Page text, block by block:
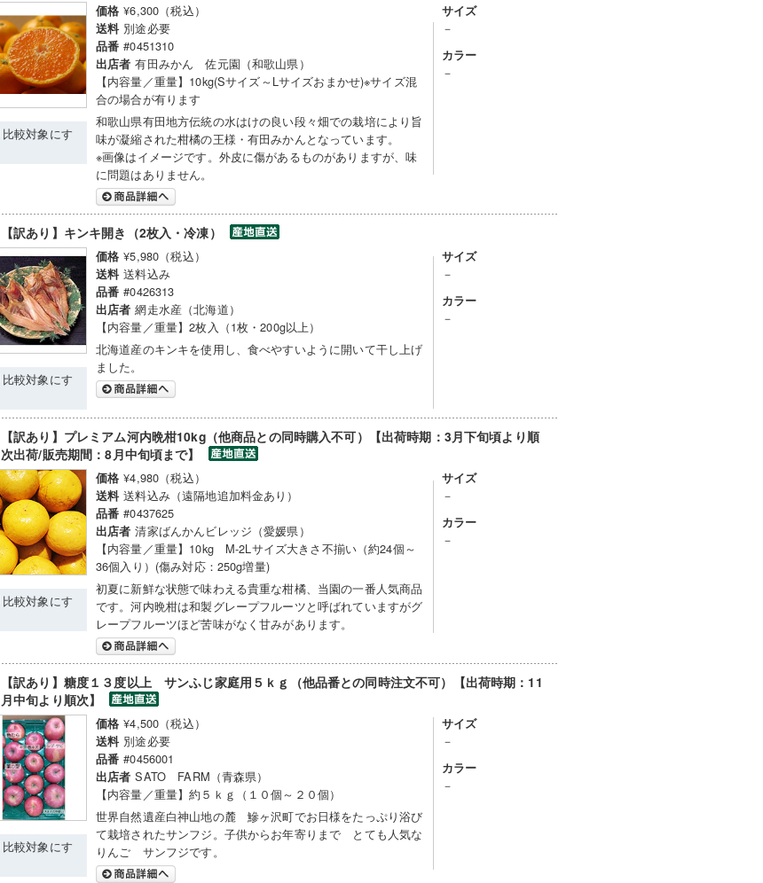
比較対象にす
価格 ¥6,300（税込）
送料 別途必要
品番 #0451310
出店者 有田みかん 佐元園（和歌山県）
【内容量／重量】10kg(Sサイズ～Lサイズおまかせ)※サイズ混
合の場合が有ります
和歌山県有田地方伝統の水はけの良い段々畑での栽培により旨
味が凝縮された柑橘の王様・有田みかんとなっています。
※画像はイメージです。外皮に傷があるものがありますが、味
に問題はありません。
サイズ
－
カラー
－
【訳あり】キンキ開き（2枚入・冷凍）
比較対象にす
価格 ¥5,980（税込）
送料 送料込み
品番 #0426313
出店者 網走水産（北海道）
【内容量／重量】2枚入（1枚・200g以上）
北海道産のキンキを使用し、食べやすいように開いて干し上げ
ました。
サイズ
－
カラー
－
【訳あり】プレミアム河内晩柑10kg（他商品との同時購入不可）【出荷時期：3月下旬頃より順
次出荷/販売期間：8月中旬頃まで】
比較対象にす
価格 ¥4,980（税込）
送料 送料込み（遠隔地追加料金あり）
品番 #0437625
出店者 清家ばんかんビレッジ（愛媛県）
【内容量／重量】10kg M-2Lサイズ大きさ不揃い（約24個～
36個入り）(傷み対応：250g増量)
初夏に新鮮な状態で味わえる貴重な柑橘、当園の一番人気商品
です。河内晩柑は和製グレープフルーツと呼ばれていますがグ
レープフルーツほど苦味がなく甘みがあります。
サイズ
－
カラー
－
【訳あり】糖度１３度以上 サンふじ家庭用５ｋｇ（他品番との同時注文不可）【出荷時期：11
月中旬より順次】
比較対象にす
価格 ¥4,500（税込）
送料 別途必要
品番 #0456001
出店者 SATO FARM（青森県）
【内容量／重量】約５ｋｇ（１０個～２０個）
世界自然遺産白神山地の麓 鰺ヶ沢町でお日様をたっぷり浴び
て栽培されたサンフジ。子供からお年寄りまで とても人気な
りんご サンフジです。
サイズ
－
カラー
－